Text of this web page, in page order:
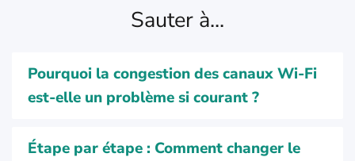
Sauter à...
Pourquoi la congestion des canaux Wi-Fi
est-elle un problème si courant ?
Étape par étape : Comment changer le